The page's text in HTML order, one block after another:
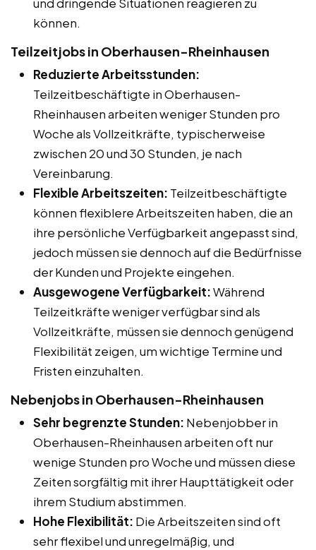
können.
Teilzeitjobs in Oberhausen-Rheinhausen
Reduzierte Arbeitsstunden:
Teilzeitbeschäftigte in Oberhausen-
Rheinhausen arbeiten weniger Stunden pro
Woche als Vollzeitkräfte, typischerweise
zwischen 20 und 30 Stunden, je nach
Vereinbarung.
Flexible Arbeitszeiten: Teilzeitbeschäftigte
können flexiblere Arbeitszeiten haben, die an
ihre persönliche Verfügbarkeit angepasst sind,
jedoch müssen sie dennoch auf die Bedürfnisse
der Kunden und Projekte eingehen.
Ausgewogene Verfügbarkeit:Während
Teilzeitkräfte weniger verfügbar sind als
Vollzeitkräfte, müssen sie dennoch genügend
Flexibilität zeigen, um wichtige Termine und
Fristen einzuhalten.
Nebenjobs in Oberhausen-Rheinhausen
Sehr begrenzte Stunden: Nebenjobber in
Oberhausen-Rheinhausen arbeiten oft nur
wenige Stunden pro Woche und müssen diese
Zeiten sorgfältig mit ihrer Haupttätigkeit oder
ihrem Studium abstimmen.
Hohe Flexibilität: Die Arbeitszeiten sind oft
sehr flexibel und unregelmäßig, und